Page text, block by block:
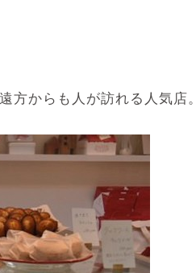
方からも人が訪れる人気店。